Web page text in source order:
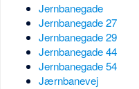
Jernbanegade
Jernbanegade 27
Jernbanegade 29
Jernbanegade 44
Jernbanegade 54
Jærnbanevej